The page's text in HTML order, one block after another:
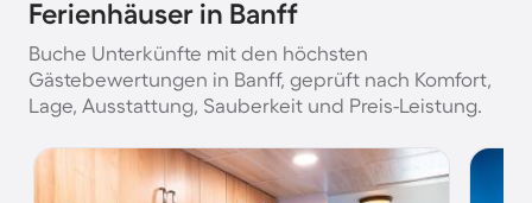
Ferienhäuser in Banff
Buche Unterkünfte mit den höchsten
Gästebewertungen in Banff, geprüft nach Komfort,
Lage, Ausstattung, Sauberkeit und Preis-Leistung.